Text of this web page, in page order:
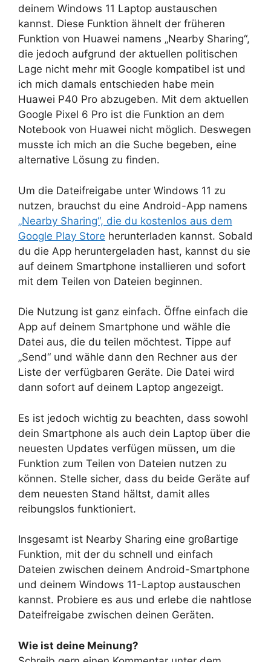
deinem Windows 11 Laptop austauschen
kannst. Diese Funktion ähnelt der früheren
Funktion von Huawei namens „Nearby Sharing“,
die jedoch aufgrund der aktuellen politischen
Lage nicht mehr mit Google kompatibel ist und
ich mich damals entschieden habe mein
Huawei P40 Pro abzugeben. Mit dem aktuellen
Google Pixel 6 Pro ist die Funktion an dem
Notebook von Huawei nicht möglich. Deswegen
musste ich mich an die Suche begeben, eine
alternative Lösung zu finden.
Um die Dateifreigabe unter Windows 11 zu
nutzen, brauchst du eine Android-App namens
„Nearby Sharing“, die du kostenlos aus dem
Google Play Store herunterladen kannst. Sobald
du die App heruntergeladen hast, kannst du sie
auf deinem Smartphone installieren und sofort
mit dem Teilen von Dateien beginnen.
Die Nutzung ist ganz einfach. Öffne einfach die
App auf deinem Smartphone und wähle die
Datei aus, die du teilen möchtest. Tippe auf
„Send“ und wähle dann den Rechner aus der
Liste der verfügbaren Geräte. Die Datei wird
dann sofort auf deinem Laptop angezeigt.
Es ist jedoch wichtig zu beachten, dass sowohl
dein Smartphone als auch dein Laptop über die
neuesten Updates verfügen müssen, um die
Funktion zum Teilen von Dateien nutzen zu
können. Stelle sicher, dass du beide Geräte auf
dem neuesten Stand hältst, damit alles
reibungslos funktioniert.
Insgesamt ist Nearby Sharing eine großartige
Funktion, mit der du schnell und einfach
Dateien zwischen deinem Android-Smartphone
und deinem Windows 11-Laptop austauschen
kannst. Probiere es aus und erlebe die nahtlose
Dateifreigabe zwischen deinen Geräten.
Wie ist deine Meinung?